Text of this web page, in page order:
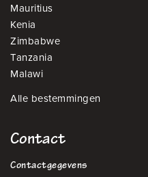
Mauritius
Kenia
Zimbabwe
Tanzania
Malawi
Alle bestemmingen
Contact
Contactgegevens